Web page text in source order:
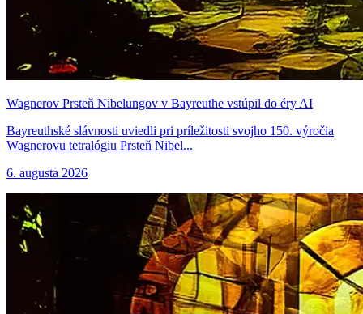
Wagnerov Prsteň Nibelungov v Bayreuthe vstúpil do éry AI
Bayreuthské slávnosti uviedli pri príležitosti svojho 150. výročia
Wagnerovu tetralógiu Prsteň Nibel...
6. augusta 2026